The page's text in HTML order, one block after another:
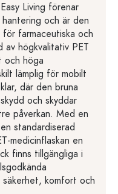
Living förenar
och är den
farmaceutiska och
av högkvalitativ PET
och höga
lämplig för mobilt
där den bruna
och skyddar
påverkan. Med en
standardiserad
medicinflaskan en
finns tillgängliga i
säkerhet, komfort och